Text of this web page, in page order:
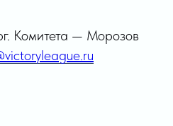
Комитета — Морозов